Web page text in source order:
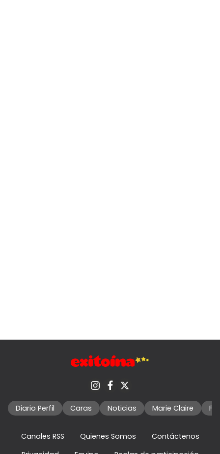
Diario Perfil Caras Noticias Marie Claire
Canales RSS Quienes Somos
Contáctenos